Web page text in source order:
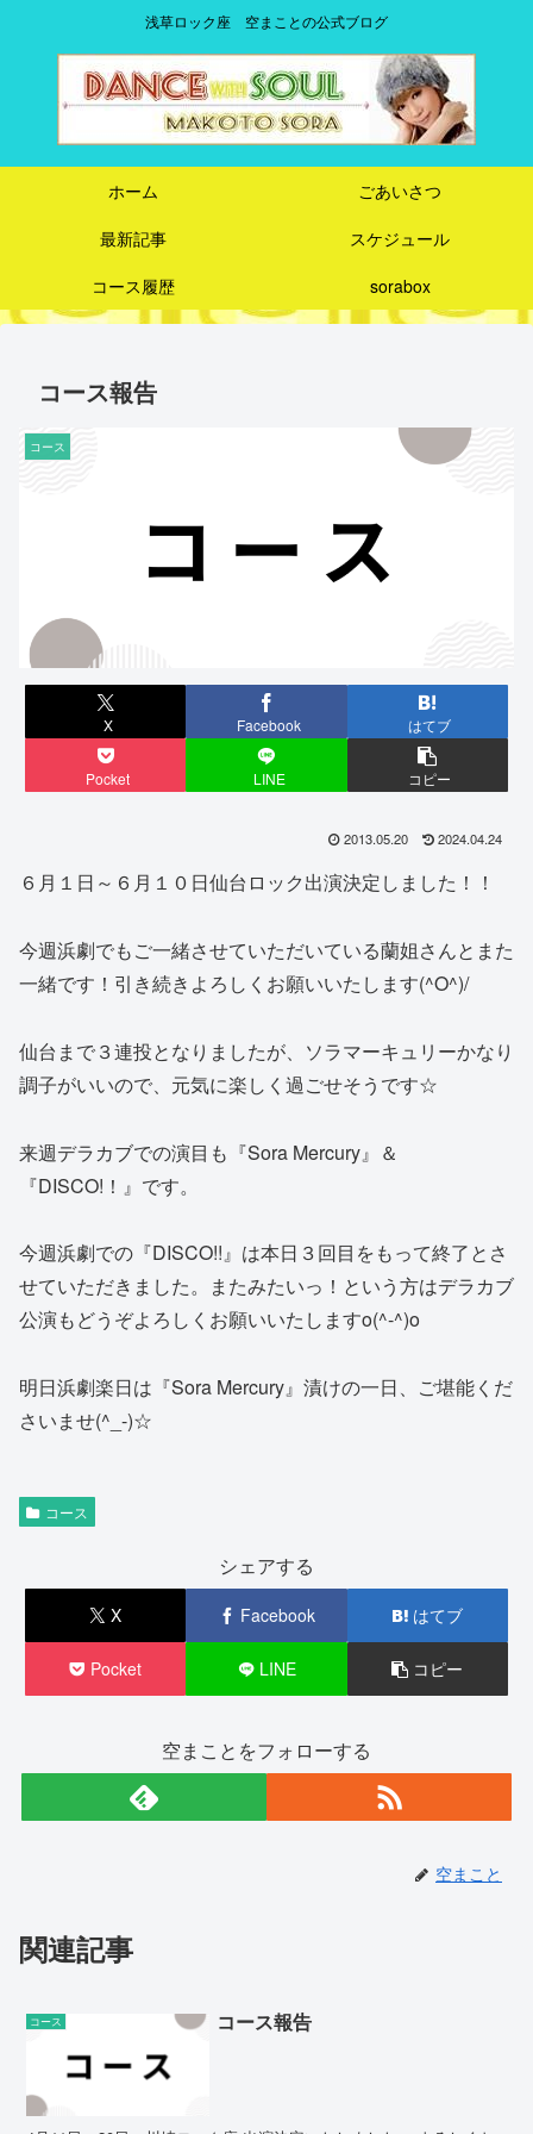
浅草ロック座 空まことの公式ブログ
ホーム
ごあいさつ
最新記事
スケジュール
コース履歴
sorabox
コース報告
コース
X Facebook はてブ
Pocket LINE コピー
2013.05.20 2024.04.24
６月１日～６月１０日仙台ロック出演決定しました！！
今週浜劇でもご一緒させていただいている蘭姐さんとまた
一緒です！引き続きよろしくお願いいたします(^O^)/
仙台まで３連投となりましたが、ソラマーキュリーかなり
調子がいいので、元気に楽しく過ごせそうです☆
来週デラカブでの演目も『Sora Mercury』＆
『DISCO!！』です。
今週浜劇での『DISCO!!』は本日３回目をもって終了とさ
せていただきました。またみたいっ！という方はデラカブ
公演もどうぞよろしくお願いいたしますo(^-^)o
明日浜劇楽日は『Sora Mercury』漬けの一日、ご堪能くだ
さいませ(^_-)☆
コース
シェアする
X Facebook はてブ
Pocket LINE コピー
空まことをフォローする
空まこと
関連記事
コース コース報告